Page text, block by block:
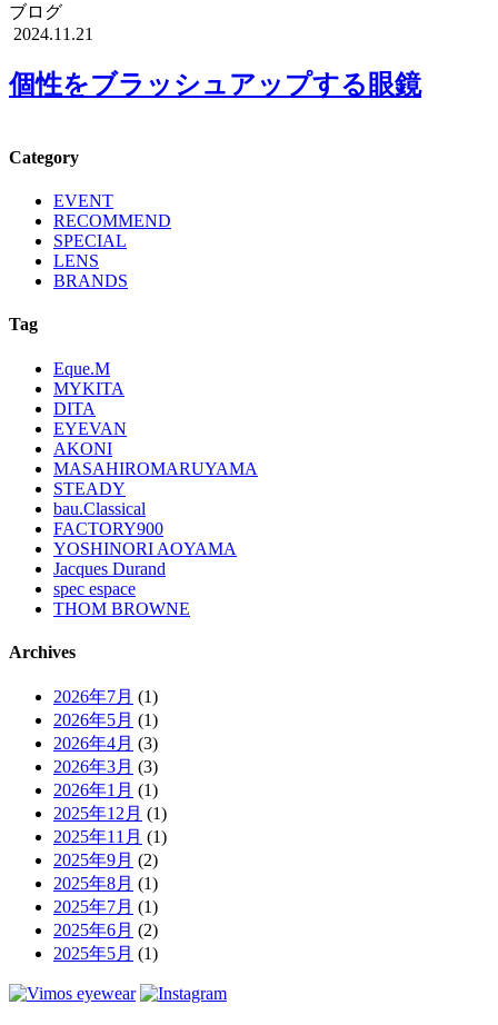
ブログ
2024.11.21
個性をブラッシュアップする眼鏡
Category
EVENT
RECOMMEND
SPECIAL
LENS
BRANDS
Tag
Eque.M
MYKITA
DITA
EYEVAN
AKONI
MASAHIROMARUYAMA
STEADY
bau.Classical
FACTORY900
YOSHINORI AOYAMA
Jacques Durand
spec espace
THOM BROWNE
Archives
2026年7月 (1)
2026年5月 (1)
2026年4月 (3)
2026年3月 (3)
2026年1月 (1)
2025年12月 (1)
2025年11月 (1)
2025年9月 (2)
2025年8月 (1)
2025年7月 (1)
2025年6月 (2)
2025年5月 (1)